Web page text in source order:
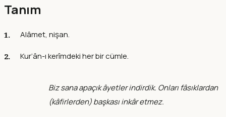
Tanım
Alâmet, nişan.
Kur’ân-ı kerîmdeki her bir cümle.
Biz sana apaçık âyetler indirdik. Onları fâsıklardan
(kâfirlerden) başkası inkâr etmez.